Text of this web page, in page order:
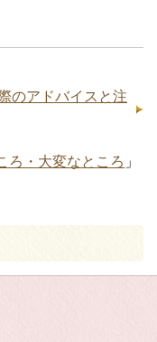
のアドバイスと注
ろ・大変なところ 」